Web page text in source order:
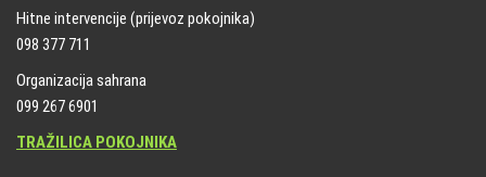
Hitne intervencije (prijevoz pokojnika)
098 377 711
Organizacija sahrana
099 267 6901
TRAŽILICA POKOJNIKA